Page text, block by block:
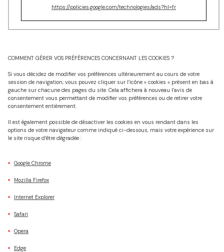
https://policies.google.com/technologies/ads?hl=fr
COMMENT GÉRER VOS PRÉFÉRENCES CONCERNANT LES COOKIES ?
Si vous décidez de modifier vos préférences ultérieurement au cours de votre
session de navigation, vous pouvez cliquer sur l’icône « cookies » présent en bas à
gauche sur chacune des pages du site. Cela affichera à nouveau l’avis de
consentement vous permettant de modifier vos préférences ou de retirer votre
consentement entièrement.
Il est également possible de désactiver les cookies en vous rendant dans les
options de votre navigateur comme indiqué ci-dessous, mais votre expérience sur
le site risque d’être dégradée :
Google Chrome
Mozilla Firefox
Internet Explorer
Safari
Opera
Edge